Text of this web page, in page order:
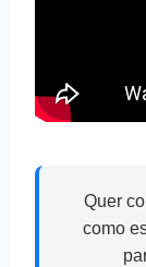
Quer
como